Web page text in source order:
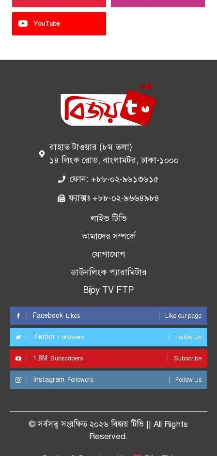
YouTube
রাহাত টাওয়ার (৮ম তলা)
১৪ লিংক রোড, বাংলামটর, ঢাকা-১০০০
ফোন: +৮৮-০২-৯৬১৩৬১৫
ফ্যাক্সঃ +৮৮-০২-৯৬৬৪৯৮৪
লাইভ টিভি
আমাদের সম্পর্কে
যোগাযোগ
ডাউনলিংক প্যারামিটার
Bijoy TV FTP
Facebook Likes Like our page
Twitter Followers Follow Us
1.8M Subscribers Subscribe
Instagram Followers Follow Us
© সর্বসত্ব সংরক্ষিত ২০২৬ বিজয় টিভি || All Rights
Reserved.